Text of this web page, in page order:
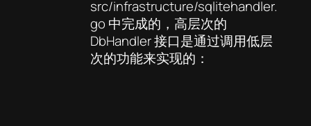
src/infrastructure/sqlitehandler.
go 中完成的，高层次的
DbHandler 接口是通过调用低层
次的功能来实现的：